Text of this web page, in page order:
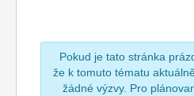
Pokud je tato stránka
že k tomuto tématu
žádné výzvy. Pro